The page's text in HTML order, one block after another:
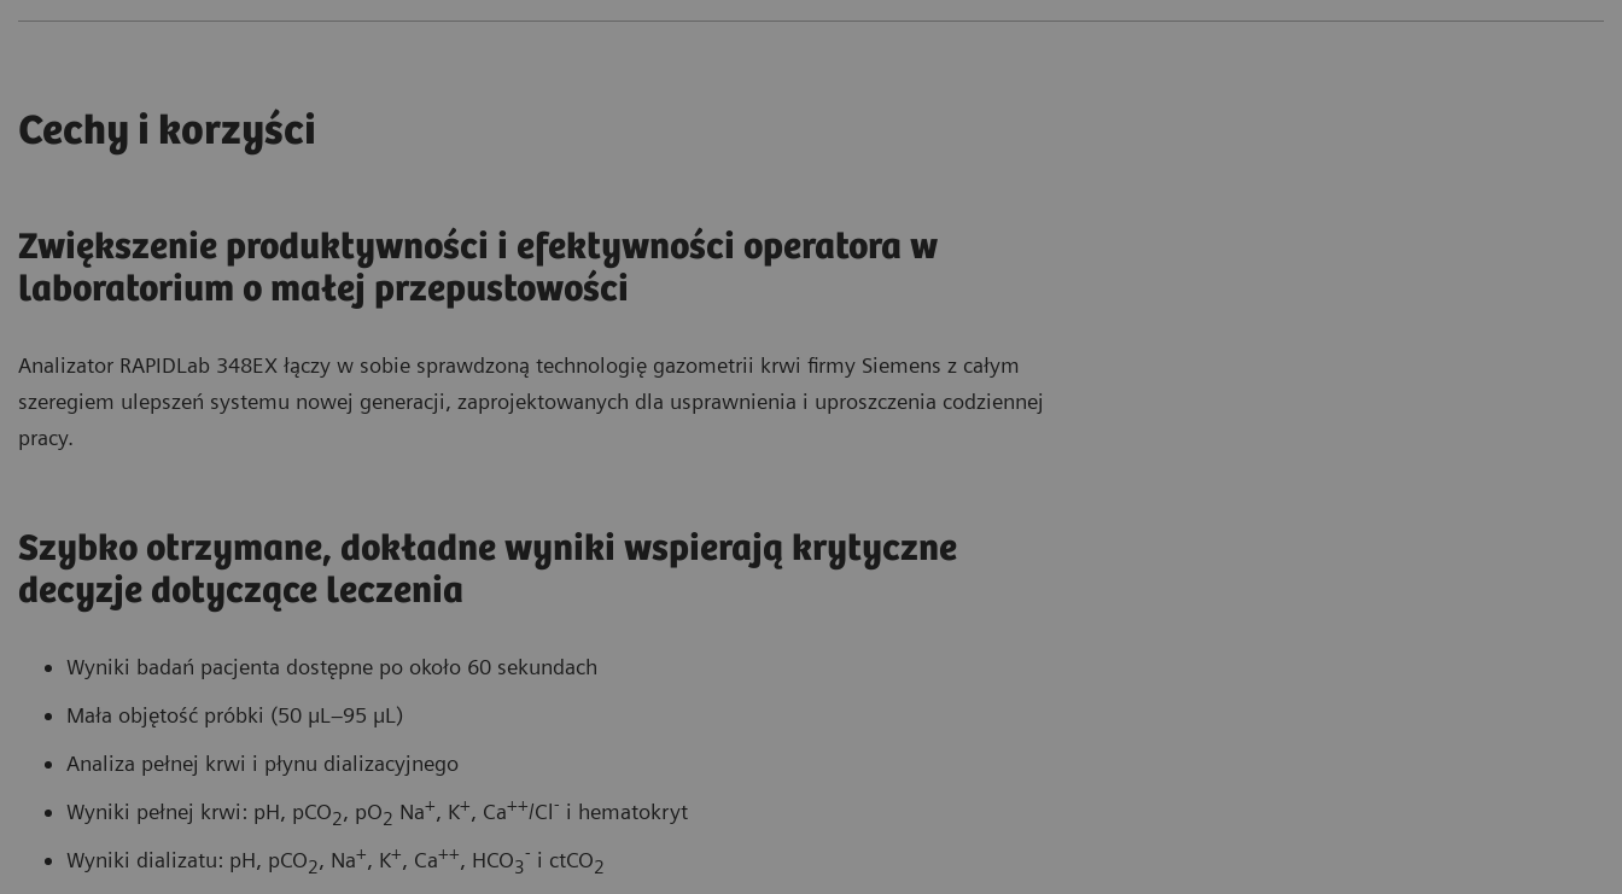
Cechy i korzyści
Zwiększenie produktywności i efektywności operatora w
laboratorium o małej przepustowości
Analizator RAPIDLab 348EX łączy w sobie sprawdzoną technologię gazometrii krwi firmy Siemens z całym
szeregiem ulepszeń systemu nowej generacji, zaprojektowanych dla usprawnienia i uproszczenia codziennej
pracy.
Szybko otrzymane, dokładne wyniki wspierają krytyczne
decyzje dotyczące leczenia
Wyniki badań pacjenta dostępne po około 60 sekundach
Mała objętość próbki (50 µL–95 µL)
Analiza pełnej krwi i płynu dializacyjnego
Wyniki pełnej krwi: pH, pCO2, pO2 Na+, K+, Ca++/Cl- i hematokryt
Wyniki dializatu: pH, pCO2, Na+, K+, Ca++, HCO3
- i ctCO2